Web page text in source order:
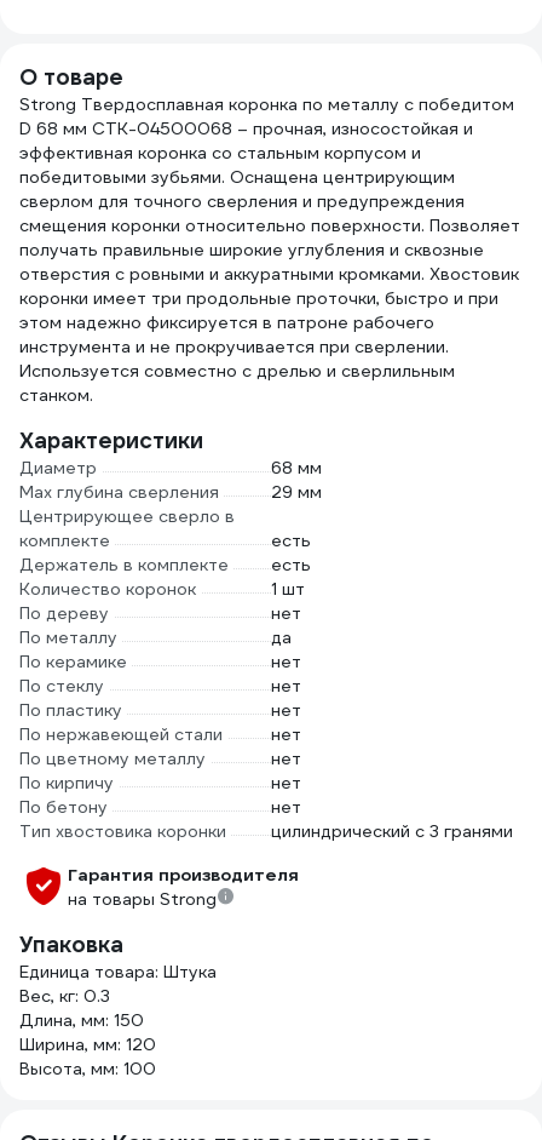
О товаре
Strong Твердосплавная коронка по металлу с победитом
D 68 мм СTК-04500068 – прочная, износостойкая и
эффективная коронка со стальным корпусом и
победитовыми зубьями. Оснащена центрирующим
сверлом для точного сверления и предупреждения
смещения коронки относительно поверхности. Позволяет
получать правильные широкие углубления и сквозные
отверстия с ровными и аккуратными кромками. Хвостовик
коронки имеет три продольные проточки, быстро и при
этом надежно фиксируется в патроне рабочего
инструмента и не прокручивается при сверлении.
Используется совместно с дрелью и сверлильным
станком.
Характеристики
Диаметр
68 мм
Max глубина сверления
29 мм
Центрирующее сверло в
комплекте
есть
Держатель в комплекте
есть
Количество коронок
1 шт
По дереву
нет
По металлу
да
По керамике
нет
По стеклу
нет
По пластику
нет
По нержавеющей стали
нет
По цветному металлу
нет
По кирпичу
нет
По бетону
нет
Тип хвостовика коронки
цилиндрический с 3 гранями
Гарантия производителя
на товары Strong
Упаковка
Единица товара: Штука
Вес, кг: 0.3
Длина, мм: 150
Ширина, мм: 120
Высота, мм: 100